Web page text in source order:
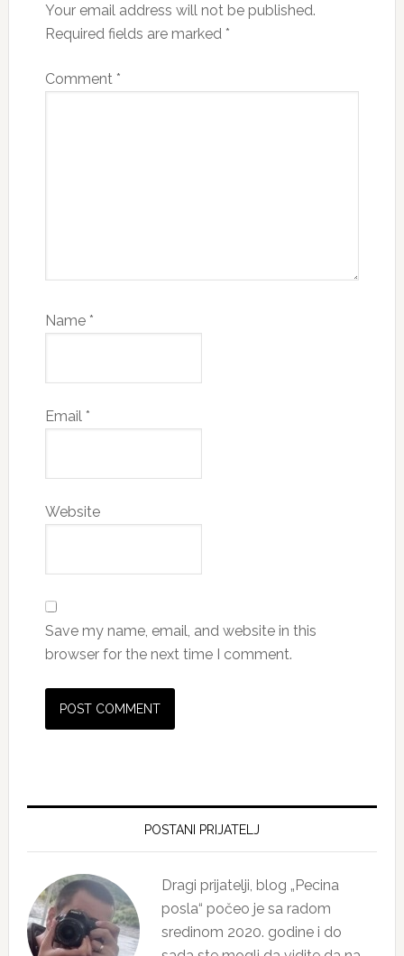
Your email address will not be published.
Required fields are marked *
Comment *
Name *
Email *
Website
Save my name, email, and website in this
browser for the next time I comment.
Primary
POSTANI PRIJATELJ
Dragi prijatelji, blog „Pecina
posla“ počeo je sa radom
sredinom 2020. godine i do